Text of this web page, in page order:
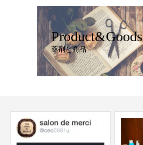
Product&Goods
薬剤と商品